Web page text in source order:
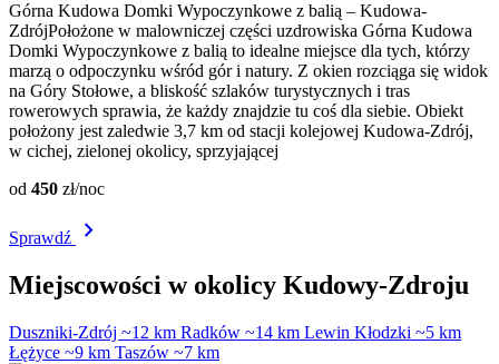
Górna Kudowa Domki Wypoczynkowe z balią – Kudowa-
ZdrójPołożone w malowniczej części uzdrowiska Górna Kudowa
Domki Wypoczynkowe z balią to idealne miejsce dla tych, którzy
marzą o odpoczynku wśród gór i natury. Z okien rozciąga się widok
na Góry Stołowe, a bliskość szlaków turystycznych i tras
rowerowych sprawia, że każdy znajdzie tu coś dla siebie. Obiekt
położony jest zaledwie 3,7 km od stacji kolejowej Kudowa-Zdrój,
w cichej, zielonej okolicy, sprzyjającej
od 450 zł/noc
Sprawdź chevron_right
Miejscowości w okolicy Kudowy-Zdroju
Duszniki-Zdrój ~12 km Radków ~14 km Lewin Kłodzki ~5 km
Łężyce ~9 km Taszów ~7 km